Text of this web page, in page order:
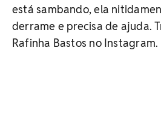
está sambando, ela
derrame e precisa de ajuda.
Rafinha Bastos no Instagram.